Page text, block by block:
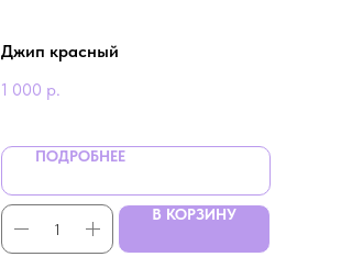
Джип красный
1 000 р.
ПОДРОБНЕЕ
В КОРЗИНУ